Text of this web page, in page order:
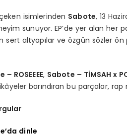
isimlerinden Sabote, 13
sunuyor. EP’de yer alan her
sert altyapılar ve özgün sözler
– ROSEEEE, Sabote – TİMSAH x
barındıran bu parçalar,
dinle